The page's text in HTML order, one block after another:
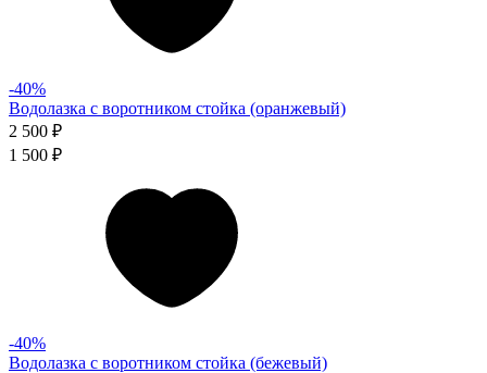
-40%
Водолазка с воротником стойка (оранжевый)
2 500 ₽
1 500 ₽
-40%
Водолазка с воротником стойка (бежевый)